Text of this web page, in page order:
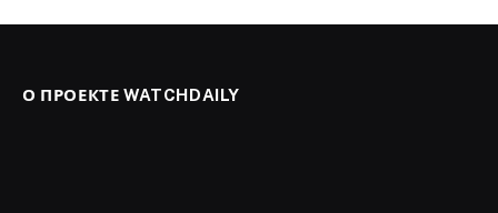
О ПРОЕКТЕ WATCHDAILY